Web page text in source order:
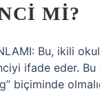
MI?
Bu, ikili
ifade eder. Bu
biçiminde